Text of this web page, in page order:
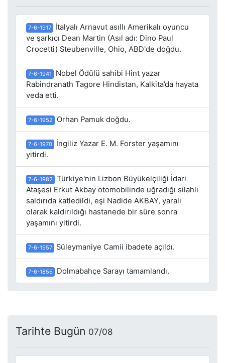
7-6-1917
İtalyalı Arnavut asıllı Amerikalı oyuncu
ve şarkıcı Dean Martin (Asıl adı: Dino Paul
Crocetti) Steubenville, Ohio, ABD'de doğdu.
7-6-1941
Nobel Ödülü sahibi Hint yazar
Rabindranath Tagore Hindistan, Kalkita’da hayata
veda etti.
7-6-1952 Orhan Pamuk doğdu.
7-6-1970
İngiliz Yazar E. M. Forster yaşamını
yitirdi.
7-6-1982
Türkiye'nin Lizbon Büyükelçiliği İdari
Ataşesi Erkut Akbay otomobilinde uğradığı silahlı
saldırıda katledildi, eşi Nadide AKBAY, yaralı
olarak kaldırıldığı hastanede bir süre sonra
yaşamını yitirdi.
7-6-1557 Süleymaniye Camii ibadete açıldı.
7-6-1856 Dolmabahçe Sarayı tamamlandı.
Tarihte Bugün 07/08